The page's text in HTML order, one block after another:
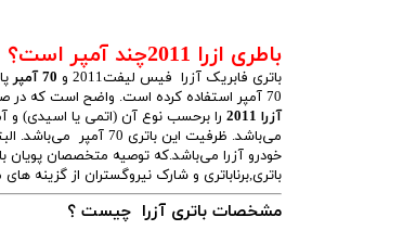
باطری ازرا 2011چند آمپر است؟ عمر آن چقدر است؟
باتری فابریک آزرا فیس لیفت2011 و 70 آمپر
70 آمپر استفاده کرده است. واضح است که در صورت نصب سیستم صوتی یا چراغ‌های ویژه در خودرو بهتر است از باتری با آمپراژ بالاتر بهره ببرید.
آزرا 2011
می‌باشد. ظرفیت این
باتری,برناباتری و شارک نیروگستران از گزینه
مشخصات باتری آزرا چیست ؟